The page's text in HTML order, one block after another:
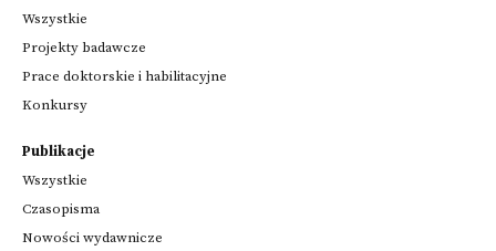
Wszystkie
Projekty badawcze
Prace doktorskie i habilitacyjne
Konkursy
Publikacje
Wszystkie
Czasopisma
Nowości wydawnicze